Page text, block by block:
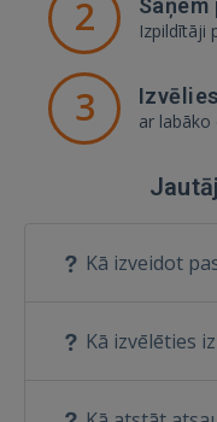
2 Izpildītāji
3 ar labāko
Kā izveidot
Kā izvēlēties